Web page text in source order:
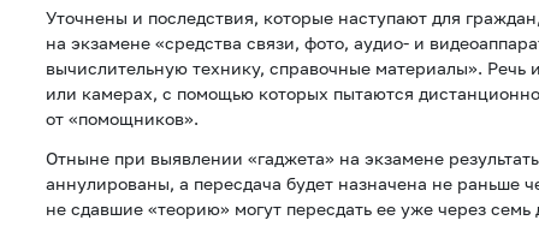
Уточнены и последствия, которые наступают для
на экзамене «средства связи, фото, аудио- и
вычислительную технику, справочные материалы». Речь
или камерах, с помощью которых пытаются
от «помощников».
Отныне при выявлении «гаджета» на экзамене
аннулированы, а пересдача будет назначена не раньше
не сдавшие «теорию» могут пересдать ее уже через семь